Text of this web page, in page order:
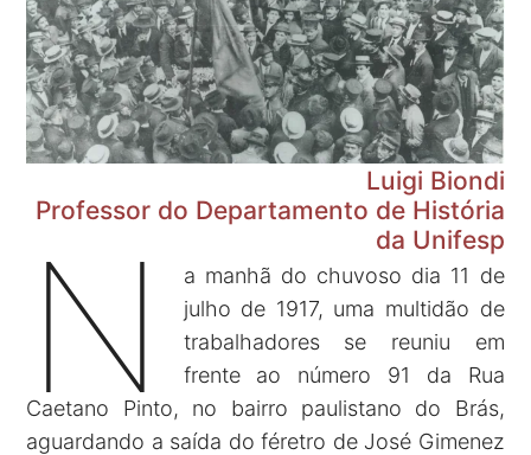
Luigi Biondi
Professor do Departamento de História
da Unifesp
N
a manhã do chuvoso dia 11 de
julho de 1917, uma multidão de
trabalhadores se reuniu em
frente ao número 91 da Rua
Caetano Pinto, no bairro paulistano do Brás,
aguardando a saída do féretro de José Gimenez